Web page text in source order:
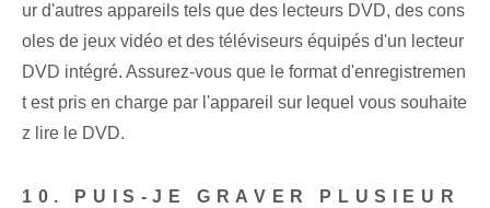
ur d'autres appareils tels que des lecteurs DVD, des cons
oles de jeux vidéo et des téléviseurs équipés d'un lecteur
DVD intégré. Assurez-vous que le format d'enregistremen
t est pris en charge par l'appareil sur lequel vous souhaite
z lire le DVD.
10. PUIS-JE GRAVER PLUSIEUR